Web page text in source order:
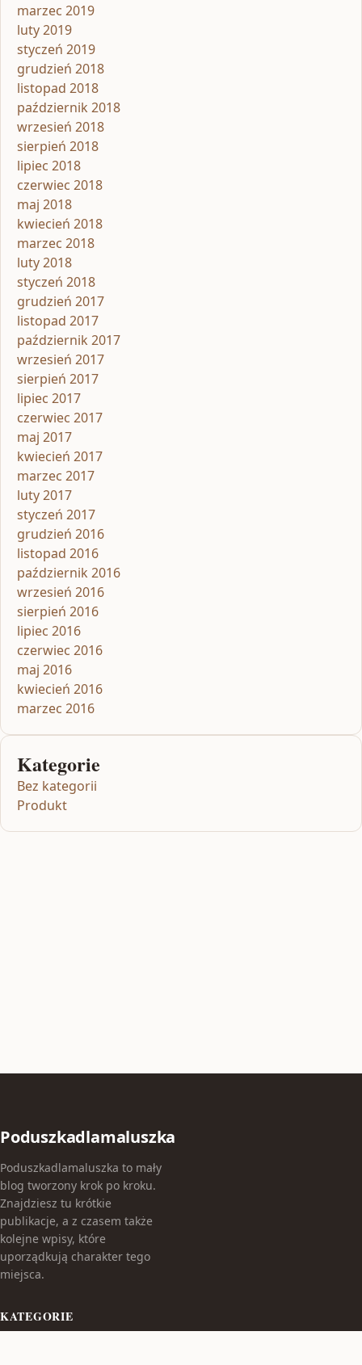
marzec 2019
luty 2019
styczeń 2019
grudzień 2018
listopad 2018
październik 2018
wrzesień 2018
sierpień 2018
lipiec 2018
czerwiec 2018
maj 2018
kwiecień 2018
marzec 2018
luty 2018
styczeń 2018
grudzień 2017
listopad 2017
październik 2017
wrzesień 2017
sierpień 2017
lipiec 2017
czerwiec 2017
maj 2017
kwiecień 2017
marzec 2017
luty 2017
styczeń 2017
grudzień 2016
listopad 2016
październik 2016
wrzesień 2016
sierpień 2016
lipiec 2016
czerwiec 2016
maj 2016
kwiecień 2016
marzec 2016
Kategorie
Bez kategorii
Produkt
Poduszkadlamaluszka
Poduszkadlamaluszka to mały
blog tworzony krok po kroku.
Znajdziesz tu krótkie
publikacje, a z czasem także
kolejne wpisy, które
uporządkują charakter tego
miejsca.
KATEGORIE